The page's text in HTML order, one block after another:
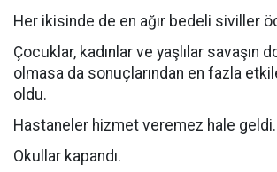
Her ikisinde de en ağır bedeli siviller
Çocuklar, kadınlar ve yaşlılar savaşın
olmasa da sonuçlarından en fazla
oldu.
Hastaneler hizmet veremez hale geldi.
Okullar kapandı.